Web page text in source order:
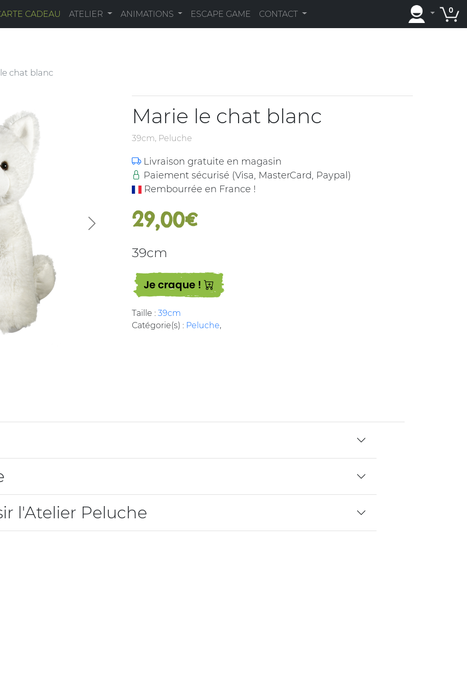
CADEAU ATELIER ANIMATIONS ESCAPE GAME CONTACT 0
chat blanc
Next
Marie le chat blanc
39cm, Peluche
Livraison gratuite en magasin
Paiement sécurisé (Visa, MasterCard, Paypal)
Rembourrée en France !
29,00€
39cm
Je craque !
Taille : 39cm
Catégorie(s) : Peluche,
l'Atelier Peluche